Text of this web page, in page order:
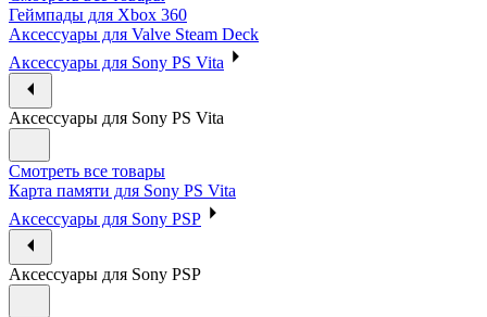
Геймпады для Xbox 360
Аксессуары для Valve Steam Deck
Аксессуары для Sony PS Vita
Аксессуары для Sony PS Vita
Смотреть все товары
Карта памяти для Sony PS Vita
Аксессуары для Sony PSP
Аксессуары для Sony PSP